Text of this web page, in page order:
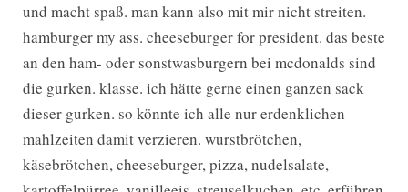
und macht spaß. man kann also mit mir nicht streiten.
hamburger my ass. cheeseburger for president. das beste
an den ham- oder sonstwasburgern bei mcdonalds sind
die gurken. klasse. ich hätte gerne einen ganzen sack
dieser gurken. so könnte ich alle nur erdenklichen
mahlzeiten damit verzieren. wurstbrötchen,
käsebrötchen, cheeseburger, pizza, nudelsalate,